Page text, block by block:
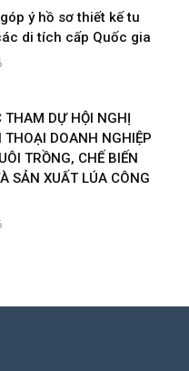
ý hồ sơ thiết kế tu
di tích cấp Quốc gia
THAM DỰ HỘI NGHỊ
THOẠI DOANH NGHIỆP
TRỒNG, CHẾ BIẾN
SẢN XUẤT LÚA CÔNG